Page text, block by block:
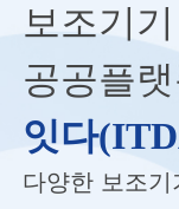
보조기
공공플
잇다
다양한 보조